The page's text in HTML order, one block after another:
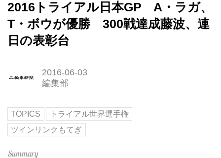
2016トライアル日本GP A・ラガ、
T・ボウが優勝 300戦達成藤波、連
日の表彰台
2016-06-03
編集部
TOPICS
トライアル世界選手権
ツインリンクもてぎ